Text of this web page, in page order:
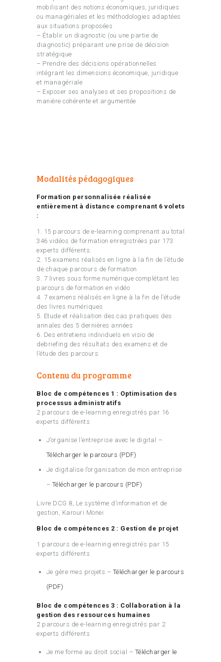
mobilisant des notions économiques, juridiques
ou managériales et les méthodologies adaptées
aux situations proposées
– Établir un diagnostic (ou une partie de
diagnostic) préparant une prise de décision
stratégique
– Prendre des décisions opérationnelles
intégrant les dimensions économique, juridique
et managériale
– Exposer ses analyses et ses propositions de
manière cohérente et argumentée
Modalités pédagogiques
Formation personnalisée réalisée
entièrement à distance comprenant 6 volets
:
1. 15 parcours de e-learning comprenant au total
346 vidéos de formation enregistrées par 173
experts différents.
2. 15 examens réalisés en ligne à la fin de l’étude
de chaque parcours de formation
3. 7 livres sous forme numérique complétant les
parcours de formation en vidéo
4. 7 examens réalisés en ligne à la fin de l’étude
des livres numériques
5. Etude et réalisation des cas pratiques des
annales des 5 dernières années
6. Des entretiens individuels en visio de
debriefing des résultats des examens et de
l’étude des parcours.
Contenu du programme
Bloc de compétences 1 : Optimisation des
processus administratifs
2 parcours de e-learning enregistrés par 16
experts différents
J’organise l’entreprise avec le digital –
Télécharger le parcours (PDF)
Je digitalise l’organisation de mon entreprise
– Télécharger le parcours (PDF)
Livre DCG 8, Le système d’information et de
gestion, Karouri Monei
Bloc de compétences 2 : Gestion de projet
1 parcours de e-learning enregistrés par 15
experts différents
Je gère mes projets – Télécharger le parcours
(PDF)
Bloc de compétences 3 : Collaboration à la
gestion des ressources humaines
2 parcours de e-learning enregistrés par 2
experts différents
Je me forme au droit social – Télécharger le